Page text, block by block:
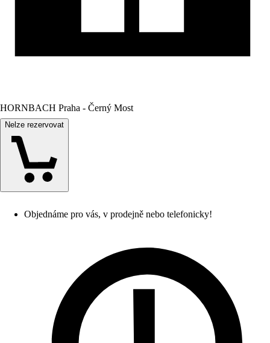
HORNBACH Praha - Černý Most
Nelze rezervovat
Objednáme pro vás, v prodejně nebo telefonicky!